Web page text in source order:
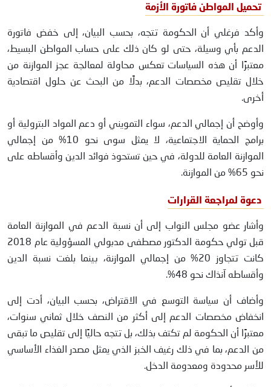
تحميل المواطن فاتورة الأزمة
وأكد فرغلي أن الحكومة تتجه، بحسب البيان، إلى خفض فاتورة
الدعم بأي وسيلة، حتى لو كان ذلك على حساب المواطن البسيط،
معتبرًا أن هذه السياسات تعكس محاولة لمعالجة عجز الموازنة من
خلال تقليص مخصصات الدعم، بدلًا من البحث عن حلول اقتصادية
أخرى.
وأوضح أن إجمالي الدعم، سواء التمويني أو دعم المواد البترولية أو
برامج الحماية الاجتماعية، لا يمثل سوى نحو 10% من إجمالي
الموازنة العامة للدولة، في حين تستحوذ فوائد الدين وأقساطه على
نحو 65% من الموازنة.
دعوة لمراجعة القرارات
وأشار عضو مجلس النواب إلى أن نسبة الدعم في الموازنة العامة
قبل تولي حكومة الدكتور مصطفى مدبولي المسؤولية عام 2018
كانت تتجاوز 20% من إجمالي الموازنة، بينما بلغت نسبة الدين
وأقساطه آنذاك نحو 48%.
وأضاف أن سياسة التوسع في الاقتراض، بحسب البيان، أدت إلى
انخفاض مخصصات الدعم إلى أكثر من النصف خلال ثماني سنوات،
معتبرًا أن الحكومة لم تكتف بذلك، بل تتجه حاليًا إلى تقليص ما تبقى
من الدعم، بما في ذلك رغيف الخبز الذي يمثل مصدر الغذاء الأساسي
للأسر محدودة ومعدومة الدخل.